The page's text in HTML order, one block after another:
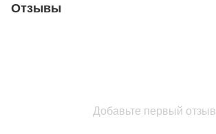
Отзывы
Добавьте первый отзыв